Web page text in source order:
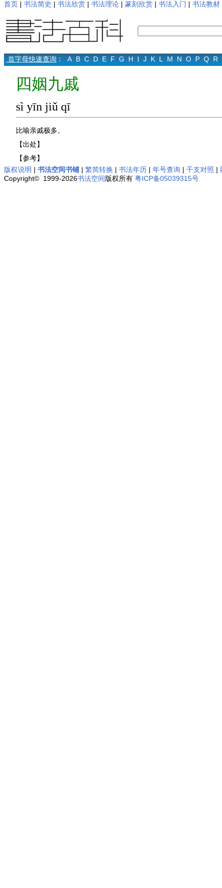
首页 | 书法简史 | 书法欣赏 | 书法理论 | 篆刻欣赏 | 书法入门 | 书法教材
首字母快速查询： A B C D E F G H I J K L M N O P Q R
四姻九戚
sì yīn jiǔ qī
比喻亲戚极多。
【出处】
【参考】
版权说明 | 书法空间书铺 | 繁简转换 | 书法年历 | 年号查询 | 干支对照 |
Copyright© 1999-2026书法空间版权所有 粤ICP备05039315号